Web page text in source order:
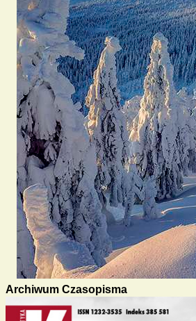
Archiwum Czasopisma